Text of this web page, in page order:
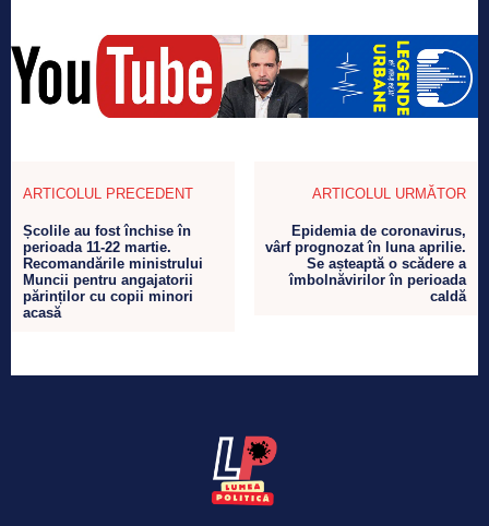
ARTICOLUL PRECEDENT
Școlile au fost închise în
perioada 11-22 martie.
Recomandările ministrului
Muncii pentru angajatorii
părinților cu copii minori
acasă
ARTICOLUL URMĂTOR
Epidemia de coronavirus,
vârf prognozat în luna aprilie.
Se așteaptă o scădere a
îmbolnăvirilor în perioada
caldă